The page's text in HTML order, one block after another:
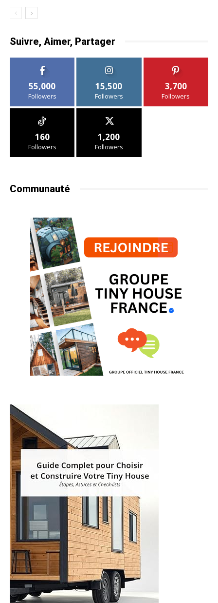
Suivre, Aimer, Partager
55,000
Followers
15,500
Followers
3,700
Followers
160
Followers
1,200
Followers
Communauté